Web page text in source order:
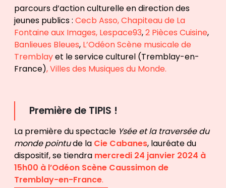
parcours d’action culturelle en direction des
jeunes publics : Cecb Asso,Chapiteau de La
Fontaine aux Images, Lespace93,2 Pièces Cuisine,
Banlieues Bleues, L’Odéon Scène musicale de
Tremblayet le service culturel (Tremblay-en-
France),Villes des Musiques du Monde.
Première de TIPIS !
La première du spectacle Ysée et la traversée du
monde pointude la Cie Cabanes, lauréate du
dispositif, se tiendra mercredi 24 janvier 2024 à
15h00 à l’Odéon Scène Caussimon de
Tremblay-en-France.